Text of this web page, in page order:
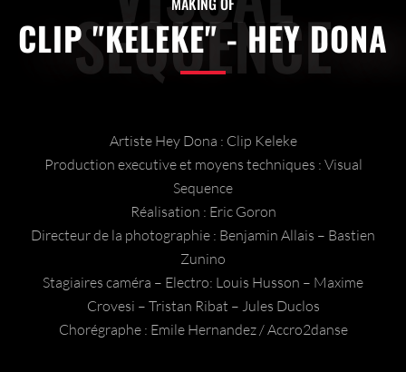
SEQUENCE
CLIP "KELEKE" - HEY DONA
Artiste Hey Dona : Clip Keleke
Production executive et moyens techniques : Visual
Sequence
Réalisation : Eric Goron
Directeur de la photographie : Benjamin Allais – Bastien
Zunino
Stagiaires caméra – Electro: Louis Husson – Maxime
Crovesi – Tristan Ribat – Jules Duclos
Chorégraphe : Emile Hernandez / Accro2danse